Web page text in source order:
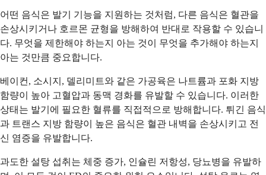
어떤 음식은 발기 기능을 지원하는 것처럼, 다른 음식은 혈관을
손상시키거나 호르몬 균형을 방해하여 반대로 작용할 수 있습니
다. 무엇을 제한해야 하는지 아는 것이 무엇을 추가해야 하는지
아는 것만큼 중요합니다.
베이컨, 소시지, 델리미트와 같은 가공육은 나트륨과 포화 지방
함량이 높아 고혈압과 동맥 경화를 유발할 수 있습니다. 이러한
상태는 발기에 필요한 혈류를 직접적으로 방해합니다. 튀긴 음식
과 트랜스 지방 함량이 높은 음식은 혈관 내벽을 손상시키고 전
신 염증을 유발합니다.
과도한 설탕 섭취는 체중 증가, 인슐린 저항성, 당뇨병을 유발하